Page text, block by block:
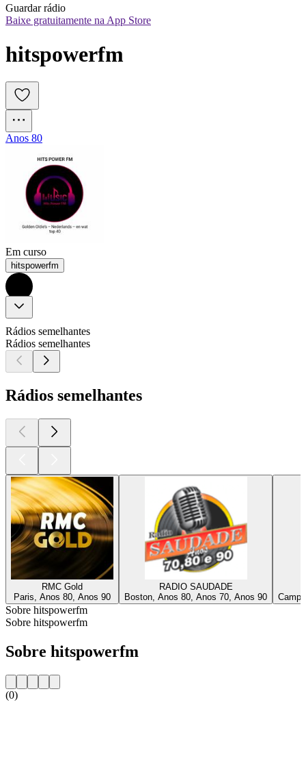
Guardar rádio
Baixe gratuitamente na App Store
hitspowerfm
Anos 80
Em curso
hitspowerfm
Rádios semelhantes
Rádios semelhantes
Rádios semelhantes
RMC Gold
Paris, Anos 80, Anos 90
RADIO SAUDADE
Boston, Anos 80, Anos 70, Anos 90
Sobre hitspowerfm
Sobre hitspowerfm
Sobre hitspowerfm
(0)